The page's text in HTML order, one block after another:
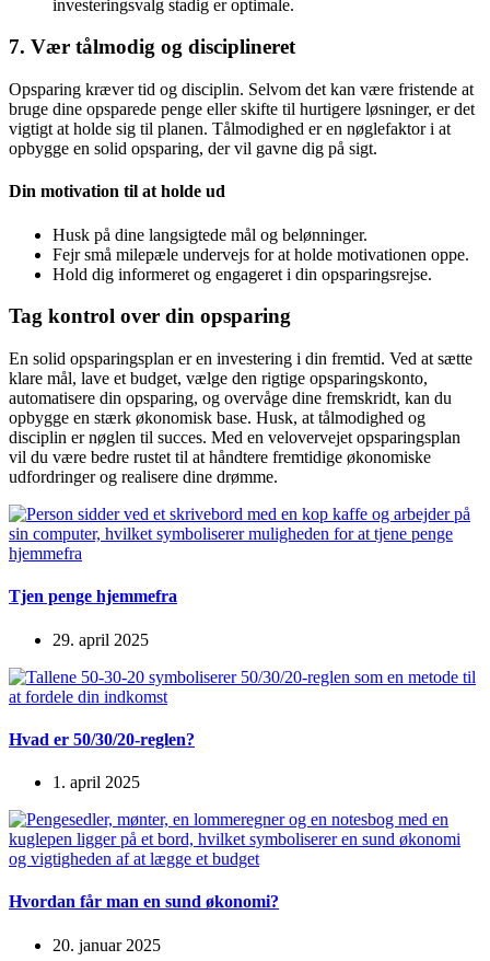
investeringsvalg stadig er optimale.
7. Vær tålmodig og disciplineret
Opsparing kræver tid og disciplin. Selvom det kan være fristende at
bruge dine opsparede penge eller skifte til hurtigere løsninger, er det
vigtigt at holde sig til planen. Tålmodighed er en nøglefaktor i at
opbygge en solid opsparing, der vil gavne dig på sigt.
Din motivation til at holde ud
Husk på dine langsigtede mål og belønninger.
Fejr små milepæle undervejs for at holde motivationen oppe.
Hold dig informeret og engageret i din opsparingsrejse.
Tag kontrol over din opsparing
En solid opsparingsplan er en investering i din fremtid. Ved at sætte
klare mål, lave et budget, vælge den rigtige opsparingskonto,
automatisere din opsparing, og overvåge dine fremskridt, kan du
opbygge en stærk økonomisk base. Husk, at tålmodighed og
disciplin er nøglen til succes. Med en velovervejet opsparingsplan
vil du være bedre rustet til at håndtere fremtidige økonomiske
udfordringer og realisere dine drømme.
Tjen penge hjemmefra
29. april 2025
Hvad er 50/30/20-reglen?
1. april 2025
Hvordan får man en sund økonomi?
20. januar 2025